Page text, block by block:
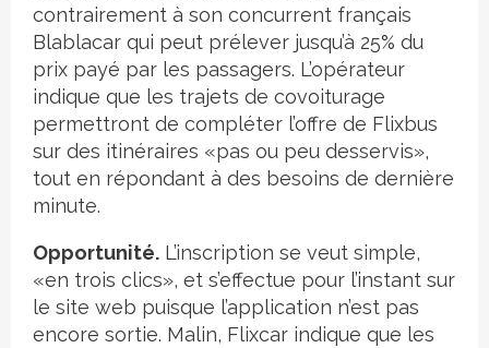
contrairement à son concurrent français
Blablacar qui peut prélever jusqu’à 25% du
prix payé par les passagers. L’opérateur
indique que les trajets de covoiturage
permettront de compléter l’offre de Flixbus
sur des itinéraires «pas ou peu desservis»,
tout en répondant à des besoins de dernière
minute.
Opportunité. L’inscription se veut simple,
«en trois clics», et s’effectue pour l’instant sur
le site web puisque l’application n’est pas
encore sortie. Malin, Flixcar indique que les